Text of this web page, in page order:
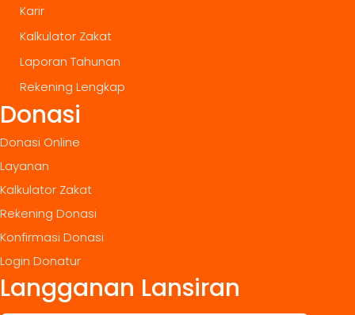
Karir
Kalkulator Zakat
Laporan Tahunan
Rekening Lengkap
Donasi
Donasi Online
Layanan
Kalkulator Zakat
Rekening Donasi
Konfirmasi Donasi
Login Donatur
Langganan Lansiran